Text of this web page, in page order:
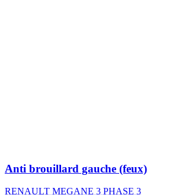
Anti brouillard gauche (feux)
RENAULT MEGANE 3 PHASE 3